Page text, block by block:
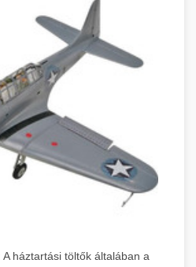
háztartási töltők általában a